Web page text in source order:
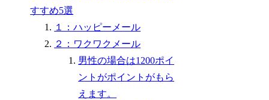
すすめ5選
１：ハッピーメール
２：ワクワクメール
男性の場合は1200ポイ
ントがポイントがもら
えます。